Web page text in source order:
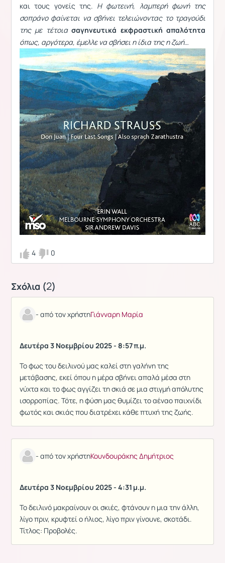
και τους γονείς της. Η φωτεινή, λαμπερή φωνή της
σοπράνο φαίνεται να σβήνει τελειώνοντας το τραγούδι
της με τέτοιασαγηνευτικά εκφραστική απαλότητα
όπως, αργότερα, έμελλε να σβήσει η ίδια της η ζωή…
4 0
Σχόλια (2)
- από τον χρήστηΓιάνναρη Μαρία
Δευτέρα 3 Νοεμβρίου 2025 - 8:57 π.μ.
Το φως του δειλινού μας καλεί στη γαλήνη της
μετάβασης, εκεί όπου η μέρα σβήνει απαλά μέσα στη
νύχτα και το φως αγγίζει τη σκιά σε μια στιγμή απόλυτης
ισορροπίας. Τότε, η φύση μας θυμίζει το αέναο παιχνίδι
φωτός και σκιάς που διατρέχει κάθε πτυχή της ζωής.
- από τον χρήστηΚουνδουράκης Δημήτριος
Δευτέρα 3 Νοεμβρίου 2025 - 4:31 μ.μ.
Το δειλινό μακραίνουν οι σκιές, φτάνουν η μια την άλλη,
λίγο πριν, κρυφτεί ο ήλιος, λίγο πριν γίνουνε, σκοτάδι.
Τίτλος: Προβολές.